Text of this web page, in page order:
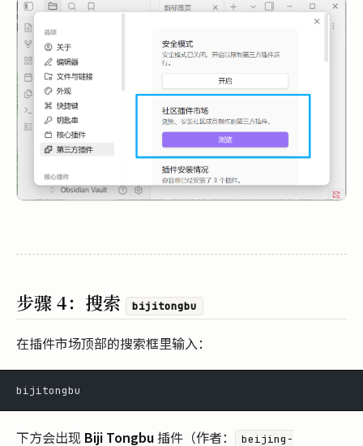
步骤 4：搜索 bijitongbu
在插件市场顶部的搜索框里输入：
bijitongbu
下方会出现 Biji Tongbu 插件（作者： beijing-